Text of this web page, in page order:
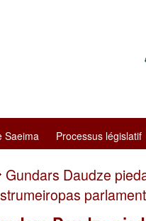
Saeima Processus législatif
Gundars Daudze